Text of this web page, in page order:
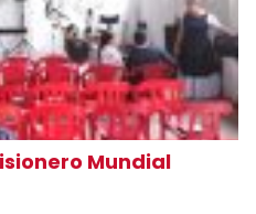
Mundial